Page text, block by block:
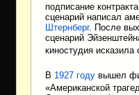
подписание
сценарий написал
Штернберг. После
сценарий
киностудия
В 1927 году вышел
«Американской